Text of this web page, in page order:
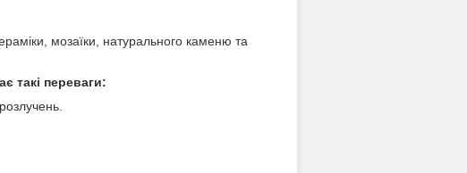
мозаїки, натурального каменю та
такі переваги: